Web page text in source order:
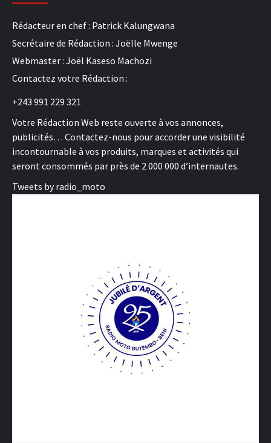
Rédacteur en chef : Patrick Kalungwana
Secrétaire de Rédaction : Joëlle Mwenge
Webmaster : Joël Kaseso Machozi
Contactez votre Rédaction :
+243 991 229 321
Votre Rédaction Web reste ouverte à vos annonces,
publicités… Contactez-nous pour accorder une visibilité
incontournable à vos produits, marques et activités qui
seront consommés par près de 2 000 000 d’internautes.
Tweets by radio_moto